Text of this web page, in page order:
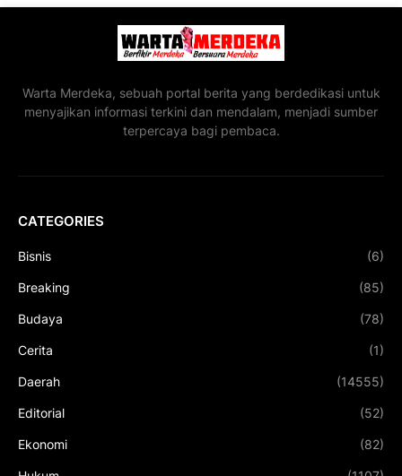
Warta Merdeka, sebuah portal berita yang berdedikasi untuk
menyajikan informasi terkini dan mendalam, menjadi sumber
terpercaya bagi pembaca.
CATEGORIES
Bisnis (6)
Breaking (85)
Budaya (78)
Cerita (1)
Daerah (14555)
Editorial (52)
Ekonomi (82)